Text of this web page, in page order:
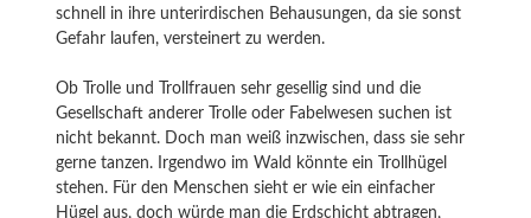
schnell in ihre unterirdischen Behausungen, da sie sonst
Gefahr laufen, versteinert zu werden.
Ob Trolle und Trollfrauen sehr gesellig sind und die
Gesellschaft anderer Trolle oder Fabelwesen suchen ist
nicht bekannt. Doch man weiß inzwischen, dass sie sehr
gerne tanzen. Irgendwo im Wald könnte ein Trollhügel
stehen. Für den Menschen sieht er wie ein einfacher
Hügel aus, doch würde man die Erdschicht abtragen,